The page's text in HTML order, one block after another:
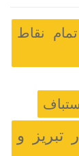
نقاط
تبریز و